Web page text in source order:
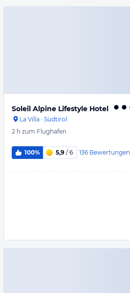
Soleil Alpine Lifestyle Hotel
La Villa · Südtirol
2 h zum Flughafen
100% 5,9 / 6 136 Bewertungen